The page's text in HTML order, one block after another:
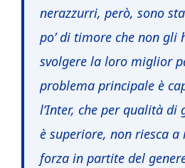
nerazzurri, però, sono
po’ di timore che non gli
svolgere la loro miglior
problema principale è
l’Inter, che per qualità di
è superiore, non riesca
forza in partite del